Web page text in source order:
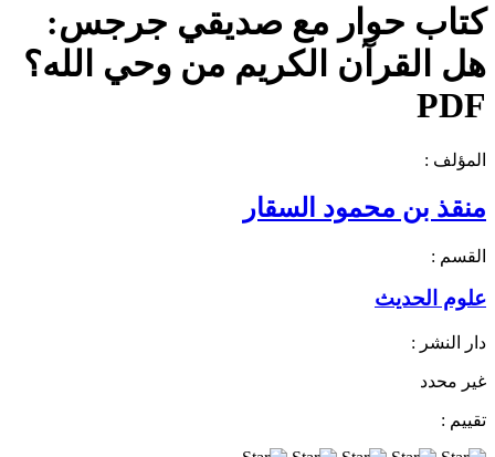
كتاب حوار مع صديقي جرجس:
هل القرآن الكريم من وحي الله؟
PDF
المؤلف :
منقذ بن محمود السقار
القسم :
علوم الحديث
دار النشر :
غير محدد
تقييم :